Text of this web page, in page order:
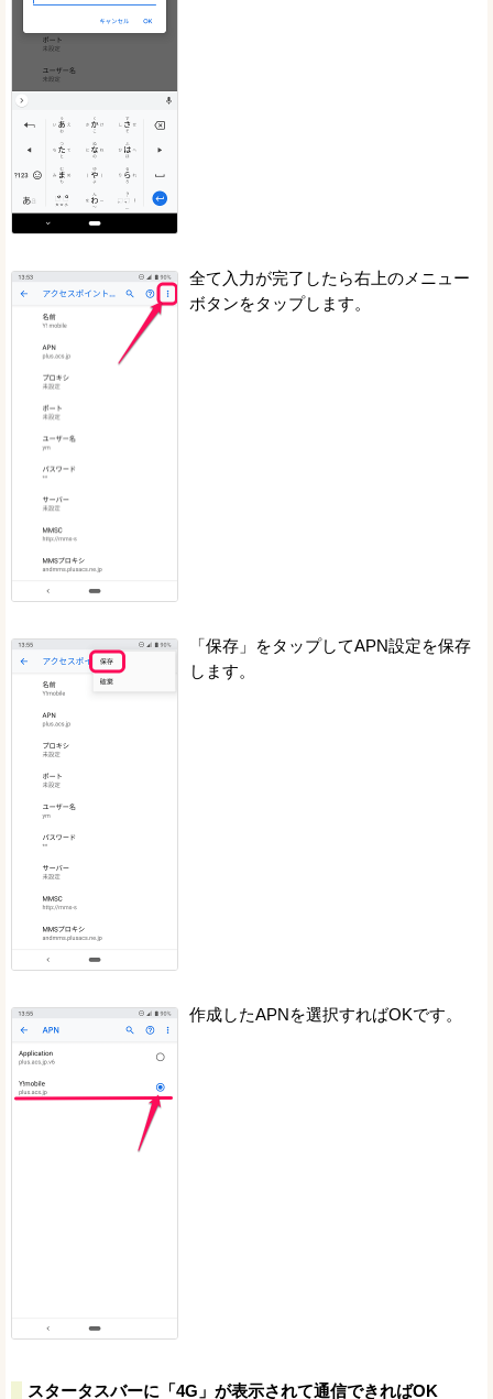
全て入力が完了したら右上のメニュー
ボタンをタップします。
「保存」をタップしてAPN設定を保存
します。
作成したAPNを選択すればOKです。
スタータスバーに「4G」が表示されて通信できればOK